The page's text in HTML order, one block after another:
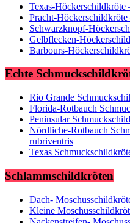
Texas-Höckerschildkröte
Pracht-
Schwarzknopf-
Gelbflecken-
Barbours-
Echte
Rio Grande
Florida-Rotbauch
Peninsular
Nördliche-Rotbauch
rubriventris
Texas
Schlammschildkröten
Dach-
Kleine